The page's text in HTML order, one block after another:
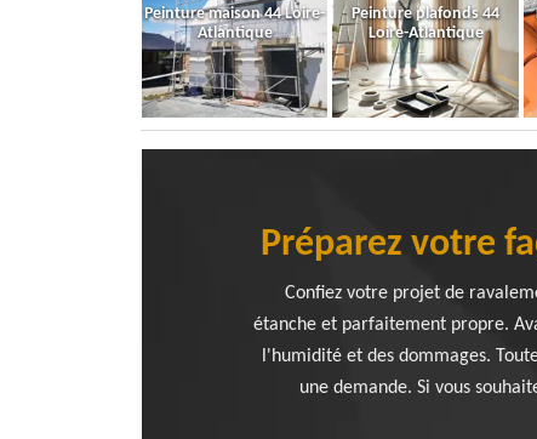
Peinture maison 44 Loire-
Atlantique
Peinture plafonds 44
Loire-Atlantique
Préparez votre
Confiez votre projet de
étanche et parfaitement propre.
l'humidité et des dommages.
une demande. Si vous